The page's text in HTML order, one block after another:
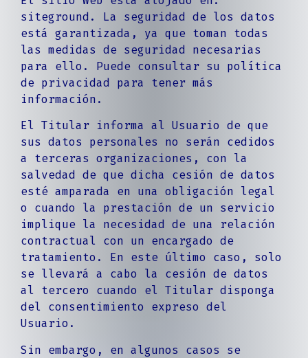
siteground. La seguridad de los datos
está garantizada, ya que toman todas
las medidas de seguridad necesarias
para ello. Puede consultar su política
de privacidad para tener más
información.
El Titular informa al Usuario de que
sus datos personales no serán cedidos
a terceras organizaciones, con la
salvedad de que dicha cesión de datos
esté amparada en una obligación legal
o cuando la prestación de un servicio
implique la necesidad de una relación
contractual con un encargado de
tratamiento. En este último caso, solo
se llevará a cabo la cesión de datos
al tercero cuando el Titular disponga
del consentimiento expreso del
Usuario.
Sin embargo, en algunos casos se